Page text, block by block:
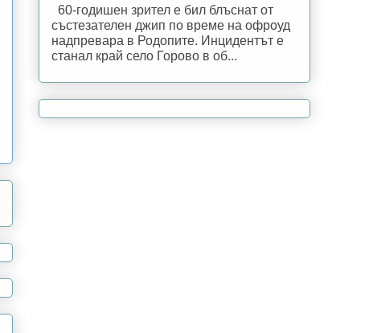
60-годишен зрител е бил блъснат от
състезателен джип по време на офроуд
надпревара в Родопите. Инцидентът е
станал край село Горово в об...